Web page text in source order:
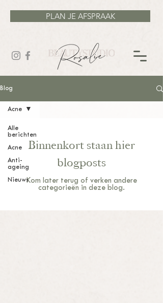
PLAN JE AFSPRAAK
Blog
Alle
berichten
Acne
Anti-
ageing
Nieuws
Acne
Binnenkort staan hier
blogposts
Kom later terug of verken andere
categorieën in deze blog.